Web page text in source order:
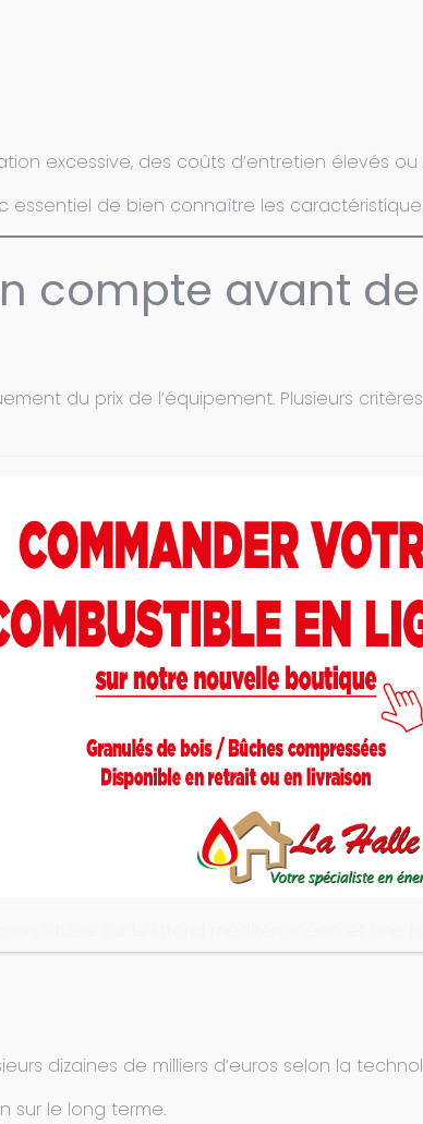
excessive, des coûts d’entretien élevés
de bien connaître les
compte avant
du prix de l’équipement. Plusieurs
qu’une habitation de 250 m².
maison récente conforme à la RE2020
souvent un équipement plus performant.
ou de convecteurs électriques ?
chauffants basse température, tandis
située sur le littoral méditerranéen et une
dizaines de milliers d’euros selon la
sur le long terme.